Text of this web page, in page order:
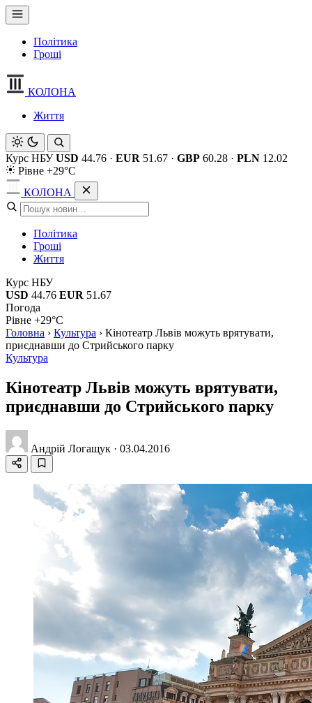
Політика
Гроші
КОЛОНА
Життя
Курс НБУ USD 44.76 · EUR 51.67 · GBP 60.28 · PLN 12.02
Рівне +29°C
КОЛОНА
Політика
Гроші
Життя
Курс НБУ
USD 44.76 EUR 51.67
Погода
Рівне +29°C
Головна › Культура › Кінотеатр Львів можуть врятувати,
приєднавши до Стрийського парку
Культура
Кінотеатр Львів можуть врятувати,
приєднавши до Стрийського парку
Андрій Логащук · 03.04.2016